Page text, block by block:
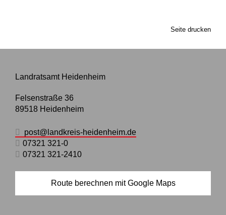
Seite drucken
Landratsamt Heidenheim
Felsenstraße 36
89518 Heidenheim
post@landkreis-heidenheim.de
07321 321-0
07321 321-2410
Route berechnen mit Google Maps